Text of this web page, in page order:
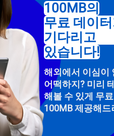
To
100MB의
무료 데이
기다리고
있습니다!
해외에서 이심이
어떡하지? 미리
해볼 수 있게 무료
100MB 제공해드